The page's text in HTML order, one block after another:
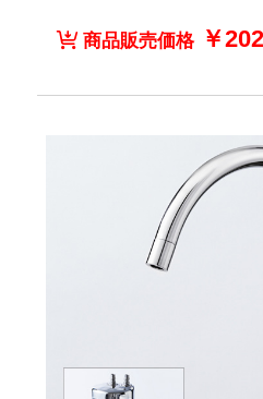
商品販売価格￥